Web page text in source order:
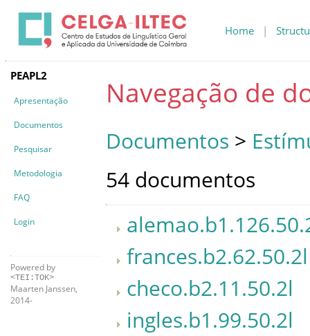
Home |
PEAPL2
Apresentação
Documentos
Pesquisar
Metodologia
FAQ
Login
Powered by
<TEI:TOK>
Maarten Janssen,
2014-
Navegação de
Documentos >
54 documentos
frances.b2.62.50.2l
checo.b2.11.50.2l
ingles.b1.99.50.2l